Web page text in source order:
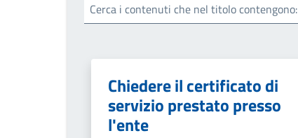
Cerca i contenuti che nel titolo contengono:
Chiedere il certificato di
servizio prestato presso
l'ente